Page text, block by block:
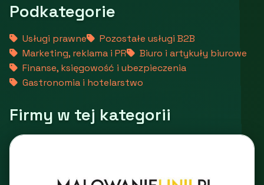
Podkategorie
Usługi prawne
Pozostałe usługi B2B
Marketing, reklama i PR
Biuro i artykuły biurowe
Finanse, księgowość i ubezpieczenia
Gastronomia i hotelarstwo
Firmy w tej kategorii